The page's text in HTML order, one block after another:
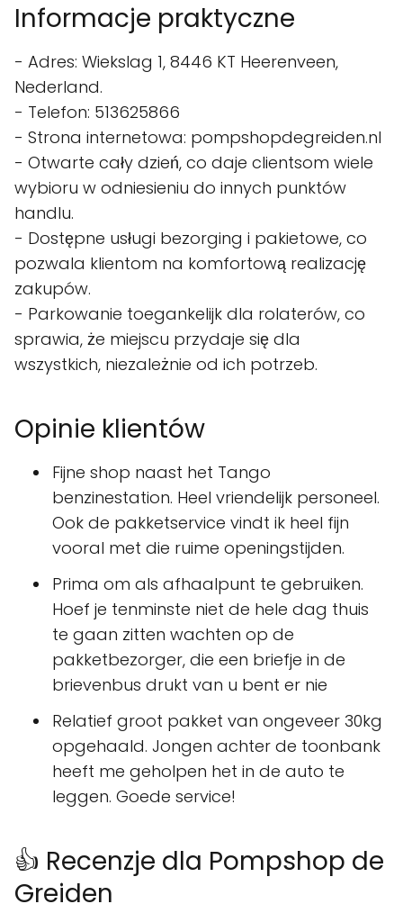
Informacje praktyczne
- Adres: Wiekslag 1, 8446 KT Heerenveen,
Nederland.
- Telefon: 513625866
- Strona internetowa: pompshopdegreiden.nl
- Otwarte cały dzień, co daje clientsom wiele
wybioru w odniesieniu do innych punktów
handlu.
- Dostępne usługi bezorging i pakietowe, co
pozwala klientom na komfortową realizację
zakupów.
- Parkowanie toegankelijk dla rolaterów, co
sprawia, że miejscu przydaje się dla
wszystkich, niezależnie od ich potrzeb.
Opinie klientów
Fijne shop naast het Tango
benzinestation. Heel vriendelijk personeel.
Ook de pakketservice vindt ik heel fijn
vooral met die ruime openingstijden.
Prima om als afhaalpunt te gebruiken.
Hoef je tenminste niet de hele dag thuis
te gaan zitten wachten op de
pakketbezorger, die een briefje in de
brievenbus drukt van u bent er nie
Relatief groot pakket van ongeveer 30kg
opgehaald. Jongen achter de toonbank
heeft me geholpen het in de auto te
leggen. Goede service!
👍 Recenzje dla Pompshop de
Greiden